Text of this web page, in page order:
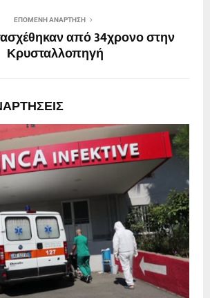
ΕΠΌΜΕΝΗ ΑΝΆΡΤΗΣΗ
από 34χρονο στην
Κρυσταλλοπηγή